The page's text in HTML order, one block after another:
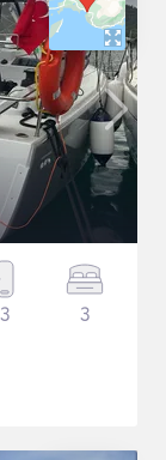
3 3